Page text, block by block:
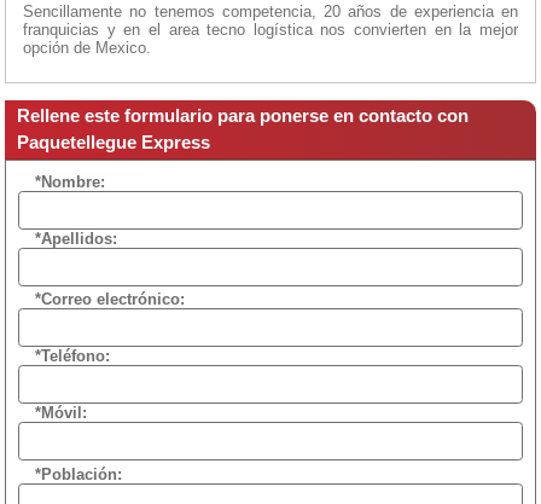
Sencillamente no tenemos competencia, 20 años de experiencia en
franquicias y en el area tecno logística nos convierten en la mejor
opción de Mexico.
Rellene este formulario para ponerse en contacto con
Paquetellegue Express
*Nombre:
*Apellidos:
*Correo electrónico:
*Teléfono:
*Móvil:
*Población: